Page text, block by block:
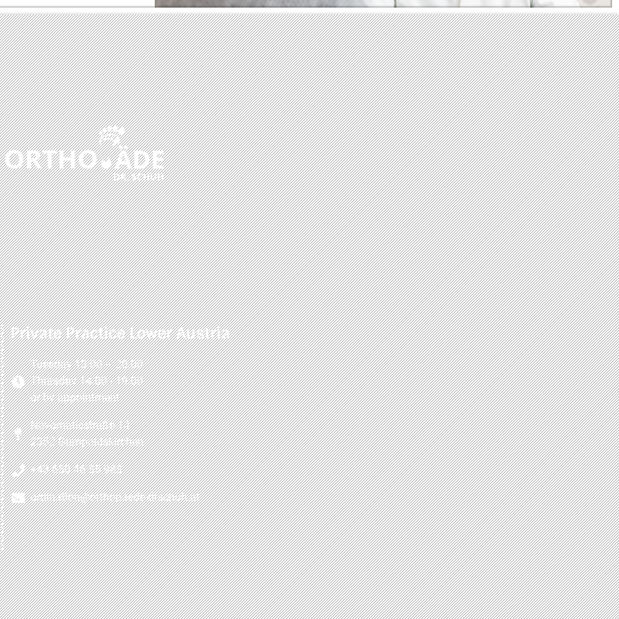
Private Practice Lower Austria
Tuesday 13:00 – 20:00
Thursday 14:00 - 19:00
or by appointment
Novomaticstraße 14
2352 Gumpoldskirchen
+43 650 46 35 983
ordination@orthopaede-drschuh.at